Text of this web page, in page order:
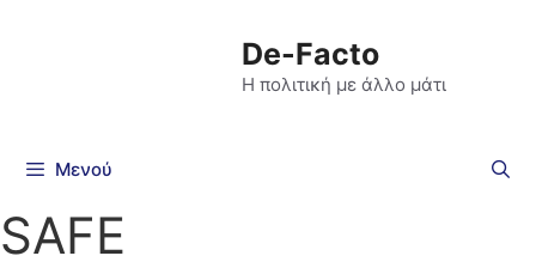
De-Facto
Η πολιτική με άλλο μάτι
Μενού
SAFE